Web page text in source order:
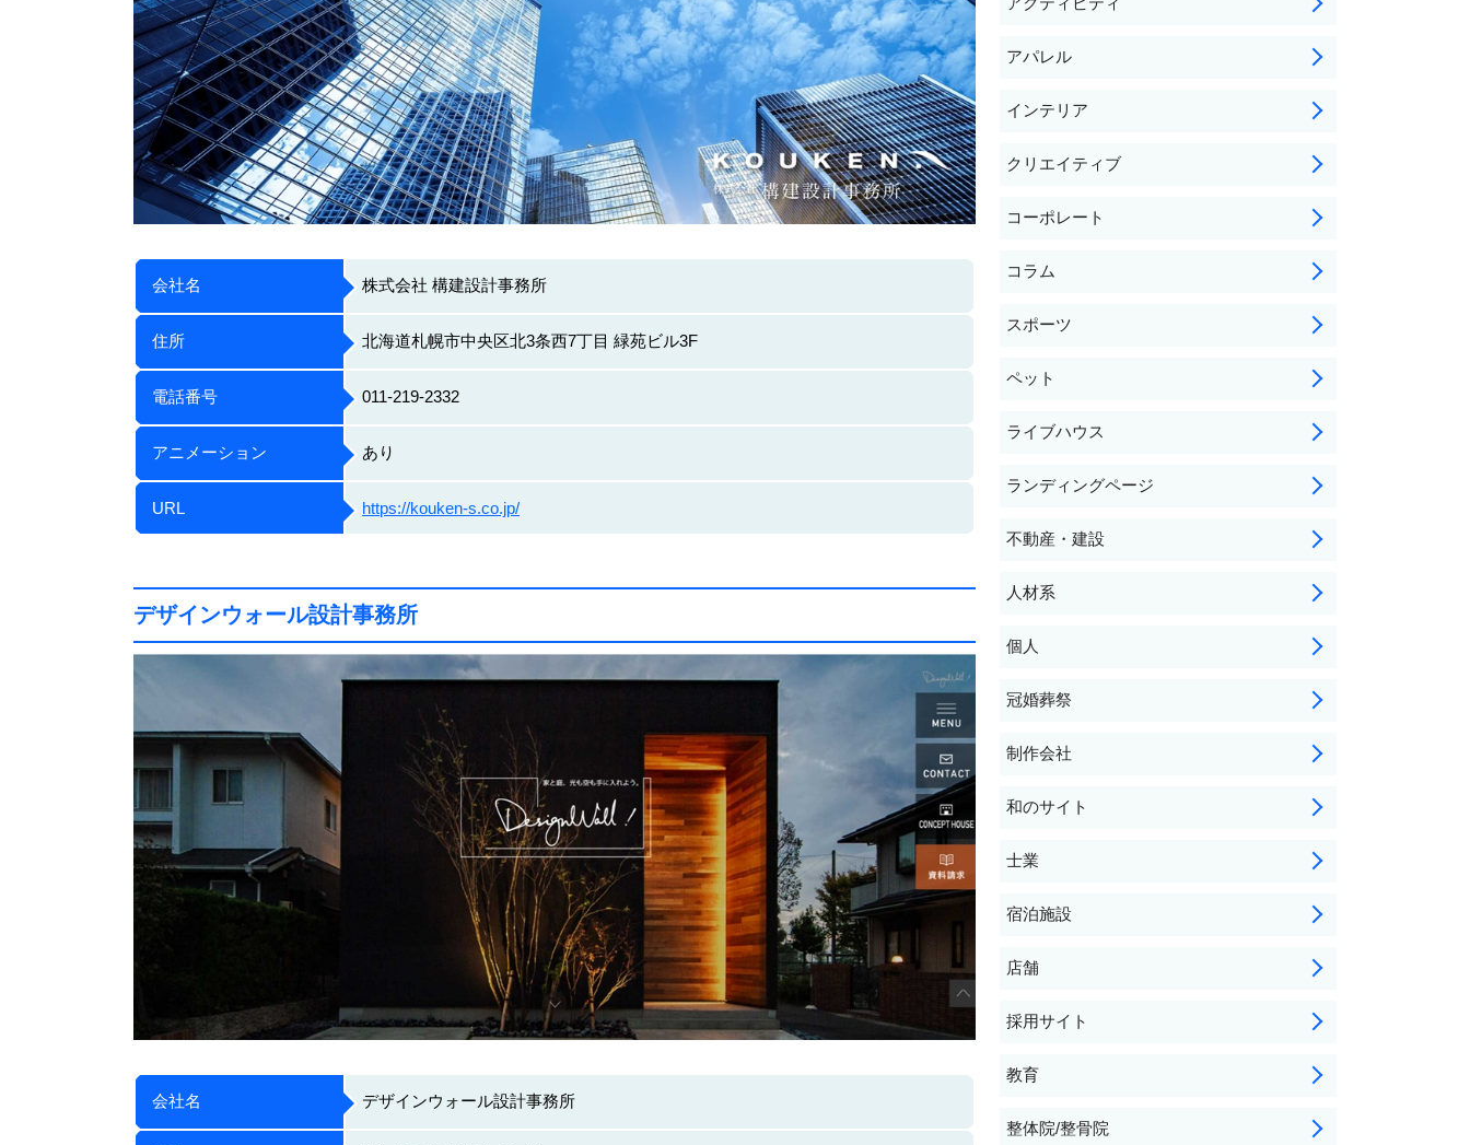
会社名 株式会社 構建設計事務所
住所 北海道札幌市中央区北3条西7丁目 緑苑ビル3F
電話番号 011-219-2332
アニメーション あり
URL https://kouken-s.co.jp/
デザインウォール設計事務所
会社名 デザインウォール設計事務所
アパレル
インテリア
クリエイティブ
コーポレート
コラム
スポーツ
ペット
ライブハウス
ランディングページ
不動産・建設
人材系
個人
冠婚葬祭
制作会社
和のサイト
士業
宿泊施設
店舗
採用サイト
教育
整体院/整骨院